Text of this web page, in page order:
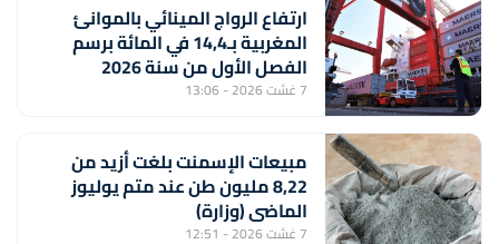
ارتفاع الرواج المينائي بالموانئ
المغربية بـ14,4 في المائة برسم
الفصل الأول من سنة 2026
7 غشت 2026 - 13:06
مبيعات الإسمنت بلغت أزيد من
8,22 مليون طن عند متم يوليوز
الماضي (وزارة)
7 غشت 2026 - 12:51